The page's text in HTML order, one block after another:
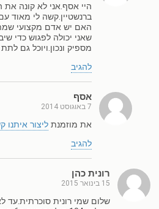
היי אסף.אני לא קונה
ברנשטיין.קשה לי מאוד
האם יש אדם מקצועי
שאני יכולה לפגוש כדי
מספיק ונכון.ויוכל גם
להגיב
אסף
7 באוגוסט 2014
את מוזמנת ליצור איתנו
להגיב
רונית כהן
15 בינואר 2015